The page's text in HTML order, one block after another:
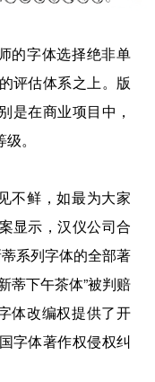
的字体选择绝非单
评估体系之上。版
是在商业项目中，
。
不鲜，如最为大家
显示，汉仪公司合
系列字体的全部著
蒂下午茶体”被判赔
体改编权提供了开
字体著作权侵权纠